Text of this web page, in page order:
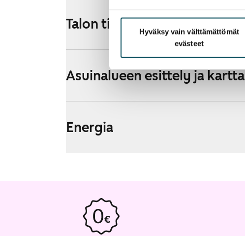
Hyväksy vain välttämättömät
evästeet
Talon tiedot
Asuinalueen esittely ja kartta
Energia